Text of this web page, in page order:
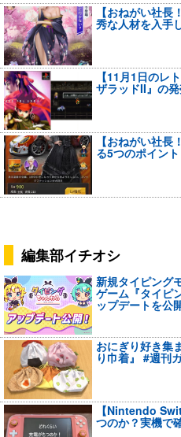
【おねがい社
秀な人材を入手
【11月1日のレ
ザラッドII』の発
【おねがい社
る5つのポイント
編集部イチオシ
新規タイピング
ゲーム『タイピ
ップデートを公
おにぎり好き集
り巾着』 #週刊
【Nintendo
つのか？実機で